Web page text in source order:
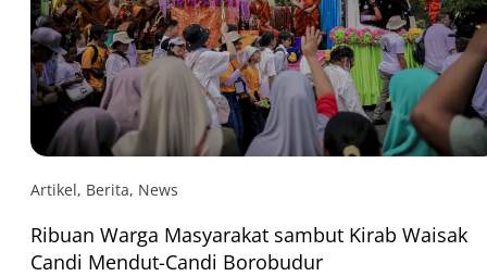
Artikel, Berita, News
Ribuan Warga Masyarakat sambut Kirab Waisak
Candi Mendut-Candi Borobudur